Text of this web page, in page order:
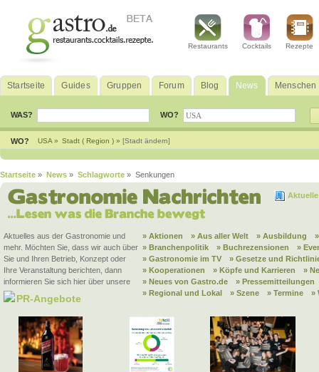
Restaurants Cocktails Rezepte
Startseite Guides Gruppen Forum Blog News Menschen
WAS? WO?
WO? USA » Stadt ( Region ) » [Stadt ändern]
Startseite » News » Schlagworte » Senkungen
Aktuelles aus der Gastronomie und
mehr. Möchten Sie, dass wir auch über
Sie und Ihren Betrieb, Konzept oder
Ihre Veranstaltung berichten, dann
informieren Sie sich hier über unsere
PR-Angebote
» Aktionen » Aus aller Welt » Ausbildung
» Branchenpolitik
» Buchrezensionen
»
» Gastronomie im TV
» Gesetze und
» Kooperationen
» Köpfe und Karrieren
»
» Neues von Gastro.de
» Pressemitteilungen
» Regional und Lokal
» Szene » Termine »